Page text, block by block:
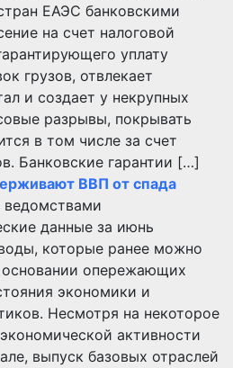
ЕАЭС банковскими
на счет налоговой
уплату
грузов, отвлекает
и создает у некрупных
разрывы, покрывать
в том числе за счет
Банковские гарантии […]
ВВП от спада
ведомствами
данные за июнь
которые ранее можно
основании опережающих
экономики и
Несмотря на некоторое
активности
выпуск базовых отраслей